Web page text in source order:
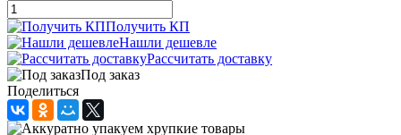
Получить КП
Нашли дешевле
Рассчитать доставку
Под заказ
Поделиться